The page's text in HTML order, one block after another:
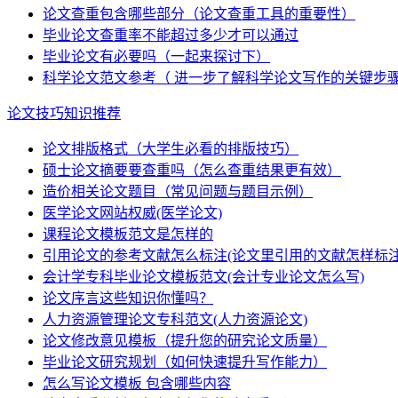
论文查重包含哪些部分（论文查重工具的重要性）
毕业论文查重率不能超过多少才可以通过
毕业论文有必要吗（一起来探讨下）
科学论文范文参考（ 进一步了解科学论文写作的关键步
论文技巧知识推荐
论文排版格式（大学生必看的排版技巧）
硕士论文摘要要查重吗（怎么查重结果更有效）
造价相关论文题目（常见问题与题目示例）
医学论文网站权威(医学论文)
课程论文模板范文是怎样的
引用论文的参考文献怎么标注(论文里引用的文献怎样标
会计学专科毕业论文模板范文(会计专业论文怎么写)
论文序言这些知识你懂吗？
人力资源管理论文专科范文(人力资源论文)
论文修改意见模板（提升您的研究论文质量）
毕业论文研究规划（如何快速提升写作能力）
怎么写论文模板 包含哪些内容